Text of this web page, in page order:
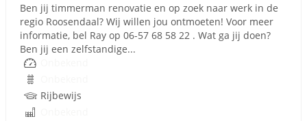
Ben jij timmerman renovatie en op zoek naar werk in de
regio Roosendaal? Wij willen jou ontmoeten! Voor meer
informatie, bel Ray op 06-57 68 58 22 . Wat ga jij doen?
Ben jij een zelfstandige...
Rijbewijs